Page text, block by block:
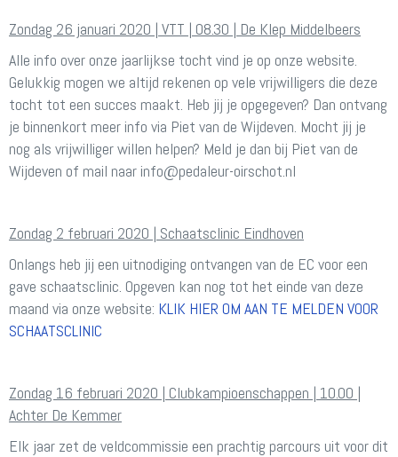
Zondag 26 januari 2020 | VTT | 08.30 | De Klep Middelbeers
Alle info over onze jaarlijkse tocht vind je op onze website.
Gelukkig mogen we altijd rekenen op vele vrijwilligers die deze
tocht tot een succes maakt. Heb jij je opgegeven? Dan ontvang
je binnenkort meer info via Piet van de Wijdeven. Mocht jij je
nog als vrijwilliger willen helpen? Meld je dan bij Piet van de
Wijdeven of mail naar ofni@pedaleur-oirschot.nl
Zondag 2 februari 2020 | Schaatsclinic Eindhoven
Onlangs heb jij een uitnodiging ontvangen van de EC voor een
gave schaatsclinic. Opgeven kan nog tot het einde van deze
maand via onze website: KLIK HIER OM AAN TE MELDEN VOOR
SCHAATSCLINIC
Zondag 16 februari 2020 | Clubkampioenschappen | 10.00 |
Achter De Kemmer
Elk jaar zet de veldcommissie een prachtig parcours uit voor dit